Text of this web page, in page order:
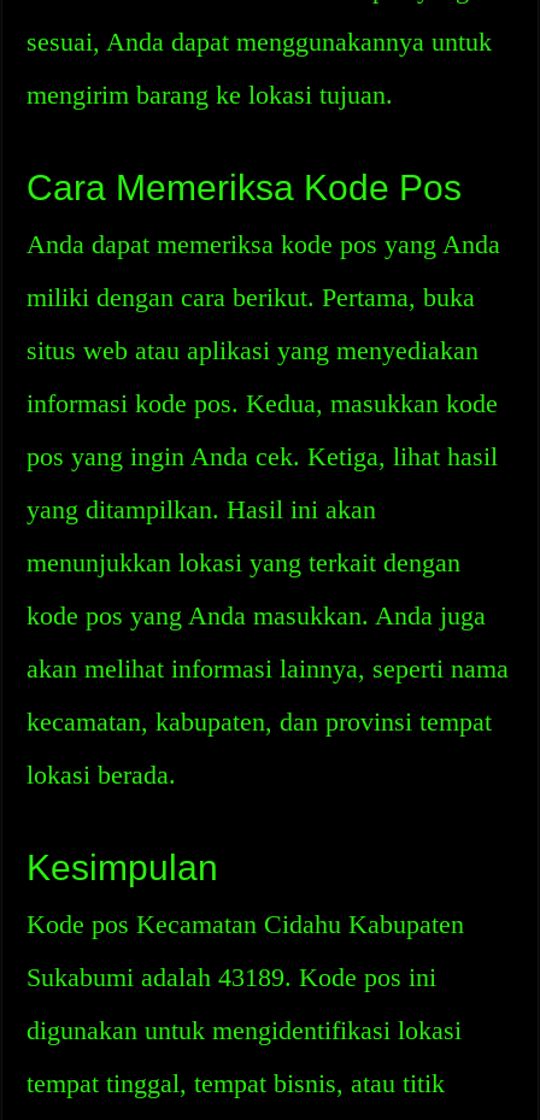
sesuai, Anda dapat menggunakannya untuk
mengirim barang ke lokasi tujuan.
Cara Memeriksa Kode Pos
Anda dapat memeriksa kode pos yang Anda
miliki dengan cara berikut. Pertama, buka
situs web atau aplikasi yang menyediakan
informasi kode pos. Kedua, masukkan kode
pos yang ingin Anda cek. Ketiga, lihat hasil
yang ditampilkan. Hasil ini akan
menunjukkan lokasi yang terkait dengan
kode pos yang Anda masukkan. Anda juga
akan melihat informasi lainnya, seperti nama
kecamatan, kabupaten, dan provinsi tempat
lokasi berada.
Kesimpulan
Kode pos Kecamatan Cidahu Kabupaten
Sukabumi adalah 43189. Kode pos ini
digunakan untuk mengidentifikasi lokasi
tempat tinggal, tempat bisnis, atau titik